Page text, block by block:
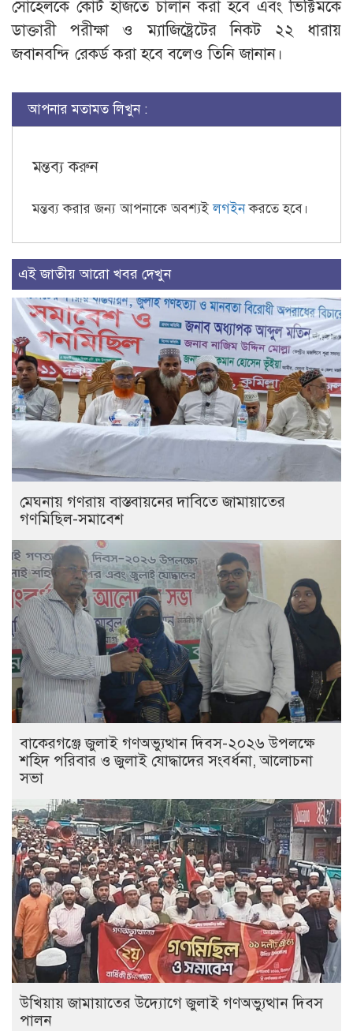
সোহেলকে কোর্ট হাজতে চালান করা হবে এবং ভিক্টিমকে
ডাক্তারী পরীক্ষা ও ম্যাজিষ্ট্রেটের নিকট ২২ ধারায়
জবানবন্দি রেকর্ড করা হবে বলেও তিনি জানান।
আপনার মতামত লিখুন :
মন্তব্য করুন
মন্তব্য করার জন্য আপনাকে অবশ্যইলগইনকরতে হবে।
এই জাতীয় আরো খবর দেখুন
মেঘনায় গণরায় বাস্তবায়নের দাবিতে জামায়াতের
গণমিছিল-সমাবেশ
বাকেরগঞ্জে জুলাই গণঅভ্যুত্থান দিবস-২০২৬ উপলক্ষে
শহিদ পরিবার ও জুলাই যোদ্ধাদের সংবর্ধনা, আলোচনা
সভা
উখিয়ায় জামায়াতের উদ্যোগে জুলাই গণঅভ্যুত্থান দিবস
পালন